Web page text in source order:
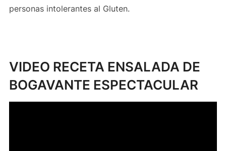
personas intolerantes al Gluten.
VIDEO RECETA ENSALADA DE
BOGAVANTE ESPECTACULAR